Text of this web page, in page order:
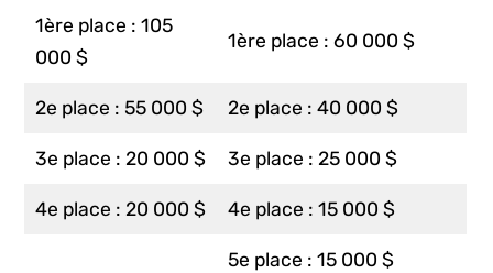
1ère place : 105
000 $
1ère place : 60 000 $
2e place : 55 000 $ 2e place : 40 000 $
3e place : 20 000 $ 3e place : 25 000 $
4e place : 20 000 $ 4e place : 15 000 $
5e place : 15 000 $